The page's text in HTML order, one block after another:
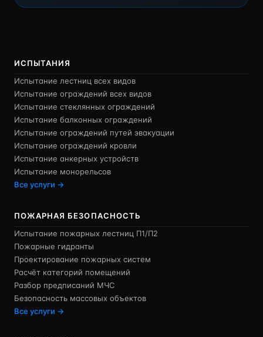
ИСПЫТАНИЯ
Испытание лестниц всех видов
Испытание ограждений всех видов
Испытание стеклянных ограждений
Испытание балконных ограждений
Испытание ограждений путей эвакуации
Испытание ограждений кровли
Испытание анкерных устройств
Испытание монорельсов
Все услуги →
ПОЖАРНАЯ БЕЗОПАСНОСТЬ
Испытание пожарных лестниц П1/П2
Пожарные гидранты
Проектирование пожарных систем
Расчёт категорий помещений
Разбор предписаний МЧС
Безопасность массовых объектов
Все услуги →